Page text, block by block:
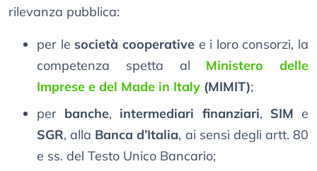
rilevanza pubblica:
per le società cooperativee i loro consorzi, la
competenza spetta al Ministero delle
Imprese e del Made in Italy (MIMIT);
per banche, intermediari finanziari, SIM e
SGR, alla Banca d’Italia, ai sensi degli artt. 80
e ss. del Testo Unico Bancario;